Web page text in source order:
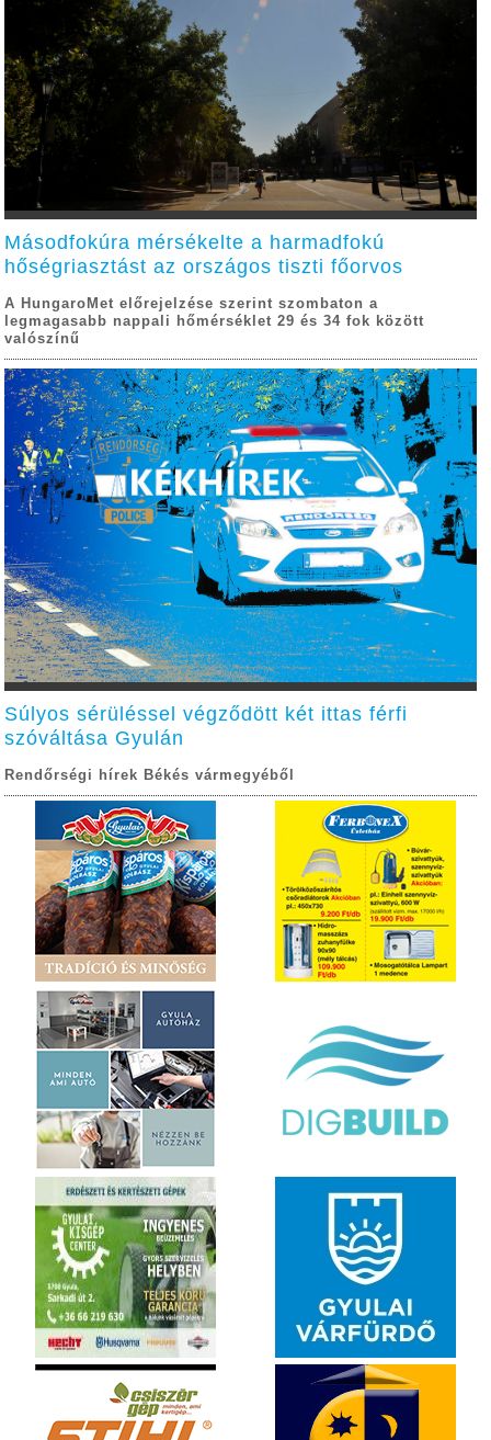
Másodfokúra mérsékelte a harmadfokú
hőségriasztást az országos tiszti főorvos
A HungaroMet előrejelzése szerint szombaton a
legmagasabb nappali hőmérséklet 29 és 34 fok között
valószínű
Súlyos sérüléssel végződött két ittas férfi
szóváltása Gyulán
Rendőrségi hírek Békés vármegyéből